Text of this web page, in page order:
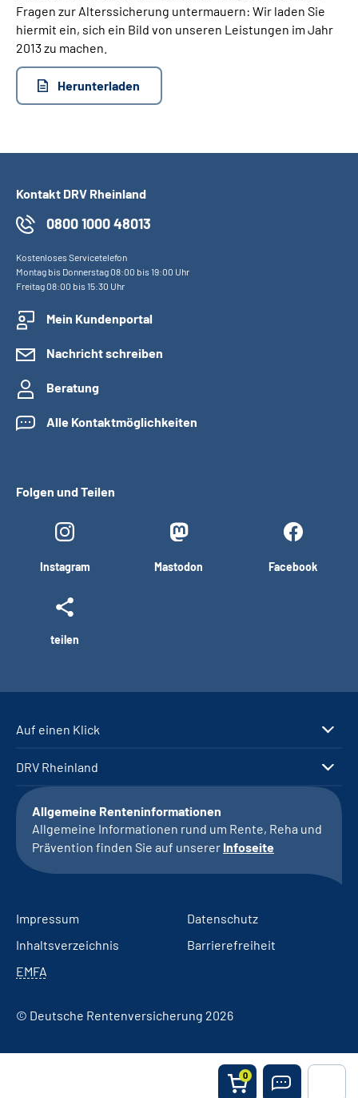
Fragen zur Alterssicherung untermauern: Wir laden Sie
hiermit ein, sich ein Bild von unseren Leistungen im Jahr
2013 zu machen.
Herunterladen
0
Kontakt DRV Rheinland
0800 1000 48013
Kostenloses Servicetelefon
Montag bis Donnerstag 08:00 bis 19:00 Uhr
Freitag 08:00 bis 15:30 Uhr
Mein Kundenportal
Nachricht schreiben
Beratung
Alle Kontaktmöglichkeiten
Folgen und Teilen
Instagram Mastodon Facebook
teilen
Auf einen Klick
DRV Rheinland
Allgemeine Renteninformationen
Allgemeine Informationen rund um Rente, Reha und
Prävention finden Sie auf unserer Infoseite
Impressum
Datenschutz
Inhaltsverzeichnis
Barrierefreiheit
EMFA
© Deutsche Rentenversicherung 2026